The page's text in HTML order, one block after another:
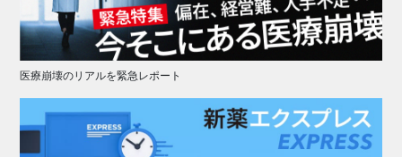
医療崩壊のリアルを緊急レポート